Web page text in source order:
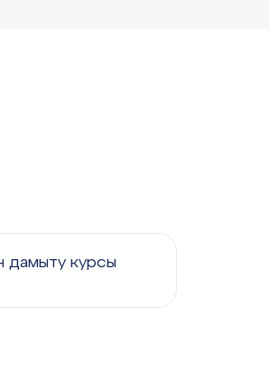
дамыту курсы